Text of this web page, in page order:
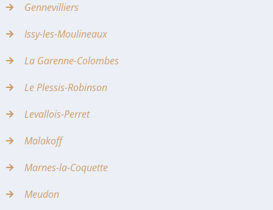
Gennevilliers
Issy-les-Moulineaux
La Garenne-Colombes
Le Plessis-Robinson
Levallois-Perret
Malakoff
Marnes-la-Coquette
Meudon